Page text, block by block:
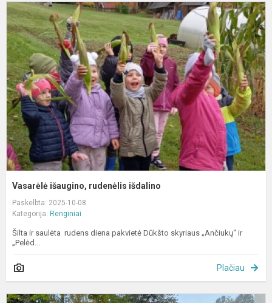
Vasarėlė išaugino, rudenėlis išdalino
Paskelbta: 2025-10-08
Kategorija: Renginiai
Šilta ir saulėta rudens diena pakvietė Dūkšto skyriaus „Ančiukų“ ir
„Pelėd...
Plačiau